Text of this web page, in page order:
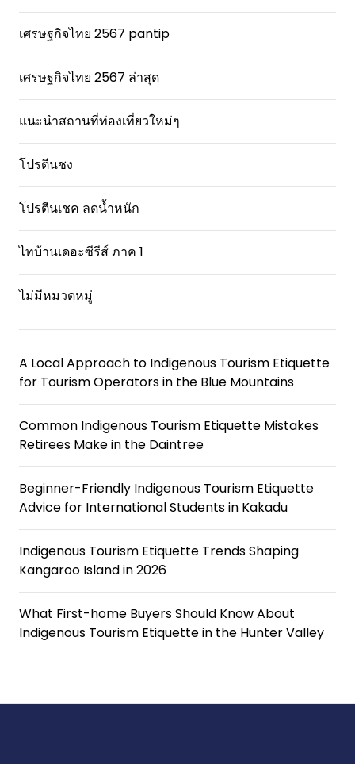
เศรษฐกิจไทย 2567 pantip
เศรษฐกิจไทย 2567 ล่าสุด
แนะนำสถานที่ท่องเที่ยวใหม่ๆ
โปรตีนชง
โปรตีนเชค ลดน้ำหนัก
ไทบ้านเดอะซีรีส์ ภาค 1
ไม่มีหมวดหมู่
A Local Approach to Indigenous Tourism Etiquette
for Tourism Operators in the Blue Mountains
Common Indigenous Tourism Etiquette Mistakes
Retirees Make in the Daintree
Beginner-Friendly Indigenous Tourism Etiquette
Advice for International Students in Kakadu
Indigenous Tourism Etiquette Trends Shaping
Kangaroo Island in 2026
What First-home Buyers Should Know About
Indigenous Tourism Etiquette in the Hunter Valley